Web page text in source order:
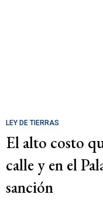
LEY DE TIERRAS
El alto costo
calle y en el
sanción